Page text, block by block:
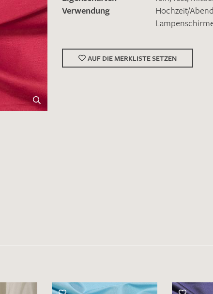
Leider ist das Kontaktformular zum aktuellen
Wir arbeiten schnellstmöglich an einer Lösung –
Verwendung
Hochzeit/
AUF DIE MERKLISTE SETZEN